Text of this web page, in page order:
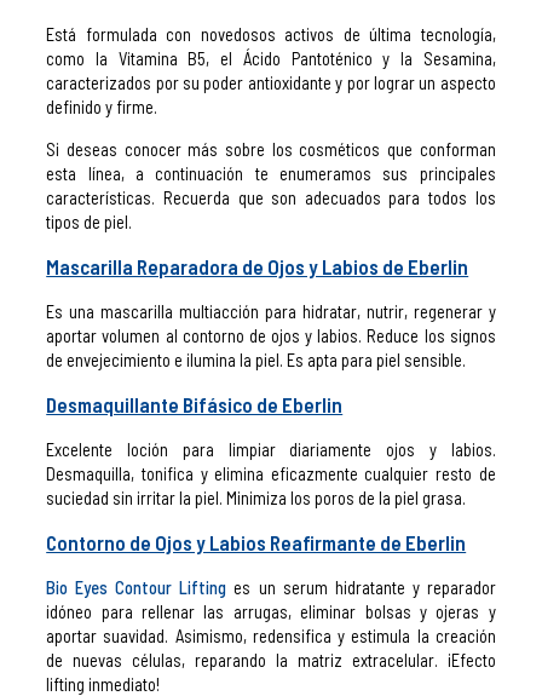
Está formulada con novedosos activos de última tecnología,
como la Vitamina B5, el Ácido Pantoténico y la Sesamina,
caracterizados por su poder antioxidante y por lograr un aspecto
definido y firme.
Si deseas conocer más sobre los cosméticos que conforman
esta línea, a continuación te enumeramos sus principales
características. Recuerda que son adecuados para todos los
tipos de piel.
Mascarilla Reparadora de Ojos y Labios de Eberlin
Es una mascarilla multiacción para hidratar, nutrir, regenerar y
aportar volumen al contorno de ojos y labios. Reduce los signos
de envejecimiento e ilumina la piel. Es apta para piel sensible.
Desmaquillante Bifásico de Eberlin
Excelente loción para limpiar diariamente ojos y labios.
Desmaquilla, tonifica y elimina eficazmente cualquier resto de
suciedad sin irritar la piel. Minimiza los poros de la piel grasa.
Contorno de Ojos y Labios Reafirmante de Eberlin
Bio Eyes Contour Lifting es un serum hidratante y reparador
idóneo para rellenar las arrugas, eliminar bolsas y ojeras y
aportar suavidad. Asimismo, redensifica y estimula la creación
de nuevas células, reparando la matriz extracelular. ¡Efecto
lifting inmediato!